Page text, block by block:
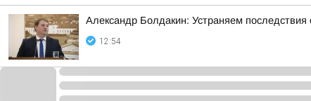
Александр Болдакин: Устраняем
12:54